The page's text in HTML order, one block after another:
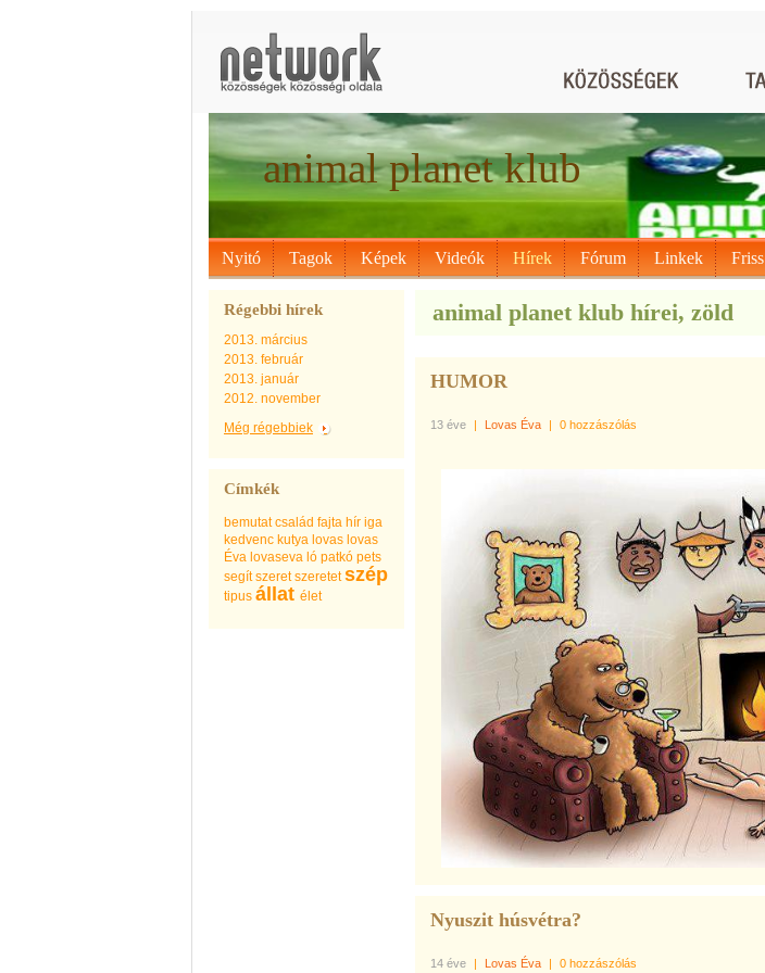
animal planet klub
Nyitó Tagok Képek Videók Hírek Fórum Linkek Friss
Régebbi hírek
2013. március
2013. február
2013. január
2012. november
Még régebbiek
Címkék
bemutat család fajta hír iga
kedvenc kutya lovas lovas
Éva lovaseva ló patkó pets
segít szeret szeretet szép
tipus állat élet
animal planet klub hírei, zöld
HUMOR
13 éve | Lovas Éva | 0 hozzászólás
Nyuszit húsvétra?
14 éve | Lovas Éva | 0 hozzászólás